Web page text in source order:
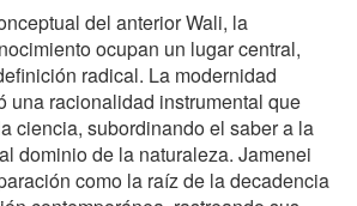
del anterior Wali, la
ocupan un lugar central,
radical. La modernidad
una racionalidad instrumental que
ciencia, subordinando el saber a la
dominio de la naturaleza. Jamenei
como la raíz de la decadencia